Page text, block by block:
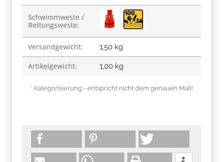
Schwimmweste /
Rettungsweste:
Versandgewicht: 1,50 kg
Artikelgewicht: 1,00 kg
* Kategorisierung - entspricht nicht dem genauen Maß!